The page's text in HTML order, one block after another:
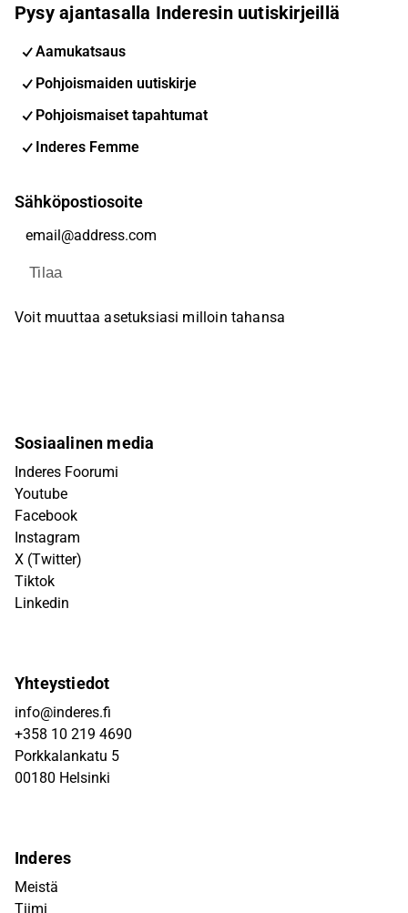
Pysy ajantasalla Inderesin uutiskirjeillä
Aamukatsaus
Pohjoismaiden uutiskirje
Pohjoismaiset tapahtumat
Inderes Femme
Sähköpostiosoite
Tilaa
Voit muuttaa asetuksiasi milloin tahansa
Sosiaalinen media
Inderes Foorumi
Youtube
Facebook
Instagram
X (Twitter)
Tiktok
Linkedin
Yhteystiedot
info@inderes.fi
+358 10 219 4690
Porkkalankatu 5
00180 Helsinki
Inderes
Meistä
Tiimi